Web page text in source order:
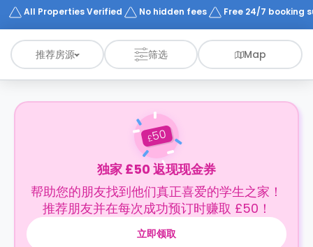
All Properties Verified No hidden fees Free 24/7 booking
推荐房源 筛选 Map
£50
独家 £50 返现现金券
帮助您的朋友找到他们真正喜爱的学生之家！
推荐朋友并在每次成功预订时赚取 £50！
立即领取